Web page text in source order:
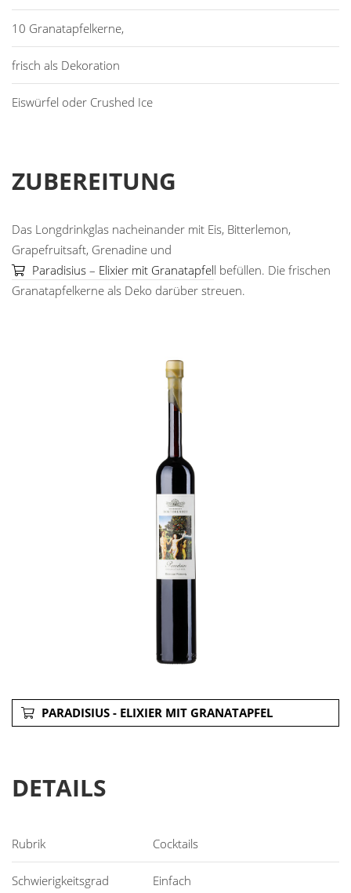
10 Granatapfelkerne,
frisch als Dekoration
Eiswürfel oder Crushed Ice
ZUBEREITUNG
Das Longdrinkglas nacheinander mit Eis, Bitterlemon,
Grapefruitsaft, Grenadine und
Paradisius – Elixier mit Granatapfell befüllen. Die frischen
Granatapfelkerne als Deko darüber streuen.
PARADISIUS - ELIXIER MIT GRANATAPFEL
DETAILS
Cocktails
Einfach